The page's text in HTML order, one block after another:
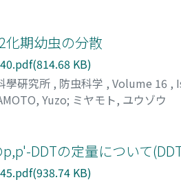
化期幼虫の分散
KB)
學硏究所 , 防虫科学 , Volume 16 ,
Yuzo; ミヤモト, ユウゾウ
DDTの定量について
KB)